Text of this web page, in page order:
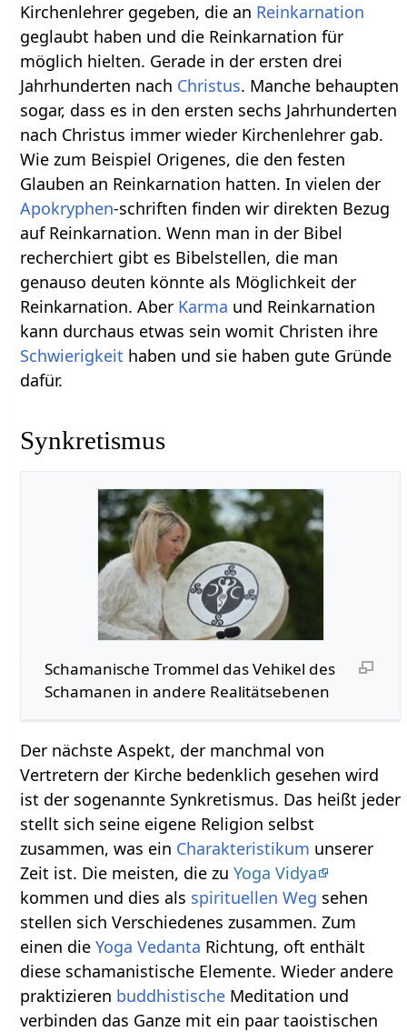
Kirchenlehrer gegeben, die an Reinkarnation
geglaubt haben und die Reinkarnation für
möglich hielten. Gerade in der ersten drei
Jahrhunderten nach Christus. Manche behaupten
sogar, dass es in den ersten sechs Jahrhunderten
nach Christus immer wieder Kirchenlehrer gab.
Wie zum Beispiel Origenes, die den festen
Glauben an Reinkarnation hatten. In vielen der
Apokryphen-schriften finden wir direkten Bezug
auf Reinkarnation. Wenn man in der Bibel
recherchiert gibt es Bibelstellen, die man
genauso deuten könnte als Möglichkeit der
Reinkarnation. Aber Karma und Reinkarnation
kann durchaus etwas sein womit Christen ihre
Schwierigkeit haben und sie haben gute Gründe
dafür.
Synkretismus
Schamanische Trommel das Vehikel des
Schamanen in andere Realitätsebenen
Der nächste Aspekt, der manchmal von
Vertretern der Kirche bedenklich gesehen wird
ist der sogenannte Synkretismus. Das heißt jeder
stellt sich seine eigene Religion selbst
zusammen, was ein Charakteristikum unserer
Zeit ist. Die meisten, die zuYoga Vidya
kommen und dies als spirituellen Weg sehen
stellen sich Verschiedenes zusammen. Zum
einen dieYoga Vedanta Richtung, oft enthält
diese schamanistische Elemente. Wieder andere
praktizieren buddhistische Meditation und
verbinden das Ganze mit ein paar taoistischen